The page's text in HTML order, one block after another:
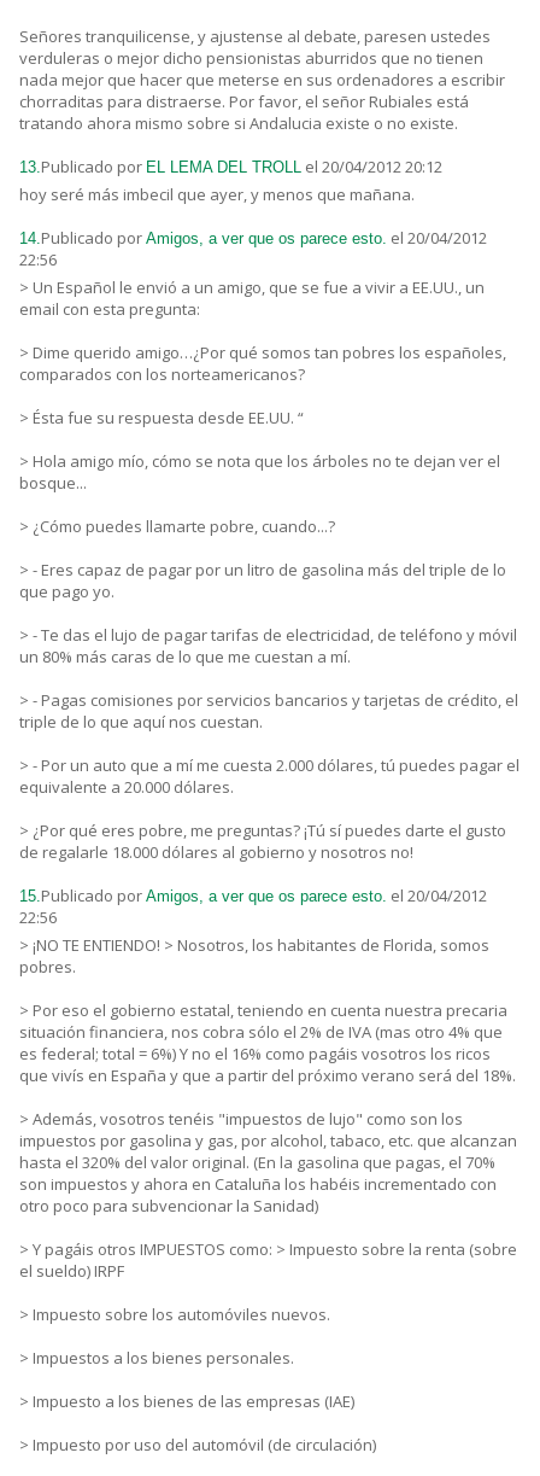
Señores tranquilicense, y ajustense al debate, paresen ustedes
verduleras o mejor dicho pensionistas aburridos que no tienen
nada mejor que hacer que meterse en sus ordenadores a escribir
chorraditas para distraerse. Por favor, el señor Rubiales está
tratando ahora mismo sobre si Andalucia existe o no existe.
13.Publicado por EL LEMA DEL TROLL el 20/04/2012 20:12
hoy seré más imbecil que ayer, y menos que mañana.
14.Publicado por Amigos, a ver que os parece esto. el 20/04/2012
22:56
> Un Español le envió a un amigo, que se fue a vivir a EE.UU., un
email con esta pregunta:
> Dime querido amigo…¿Por qué somos tan pobres los españoles,
comparados con los norteamericanos?
> Ésta fue su respuesta desde EE.UU. “
> Hola amigo mío, cómo se nota que los árboles no te dejan ver el
bosque...
> ¿Cómo puedes llamarte pobre, cuando...?
> - Eres capaz de pagar por un litro de gasolina más del triple de lo
que pago yo.
> - Te das el lujo de pagar tarifas de electricidad, de teléfono y móvil
un 80% más caras de lo que me cuestan a mí.
> - Pagas comisiones por servicios bancarios y tarjetas de crédito, el
triple de lo que aquí nos cuestan.
> - Por un auto que a mí me cuesta 2.000 dólares, tú puedes pagar el
equivalente a 20.000 dólares.
> ¿Por qué eres pobre, me preguntas? ¡Tú sí puedes darte el gusto
de regalarle 18.000 dólares al gobierno y nosotros no!
15.Publicado por Amigos, a ver que os parece esto. el 20/04/2012
22:56
> ¡NO TE ENTIENDO! > Nosotros, los habitantes de Florida, somos
pobres.
> Por eso el gobierno estatal, teniendo en cuenta nuestra precaria
situación financiera, nos cobra sólo el 2% de IVA (mas otro 4% que
es federal; total = 6%) Y no el 16% como pagáis vosotros los ricos
que vivís en España y que a partir del próximo verano será del 18%.
> Además, vosotros tenéis "impuestos de lujo" como son los
impuestos por gasolina y gas, por alcohol, tabaco, etc. que alcanzan
hasta el 320% del valor original. (En la gasolina que pagas, el 70%
son impuestos y ahora en Cataluña los habéis incrementado con
otro poco para subvencionar la Sanidad)
> Y pagáis otros IMPUESTOS como: > Impuesto sobre la renta (sobre
el sueldo) IRPF
> Impuesto sobre los automóviles nuevos.
> Impuestos a los bienes personales.
> Impuesto a los bienes de las empresas (IAE)
> Impuesto por uso del automóvil (de circulación)